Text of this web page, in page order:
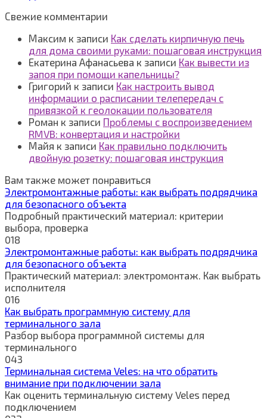
Свежие комментарии
Максим к записи Как сделать кирпичную печь
для дома своими руками: пошаговая инструкция
Екатерина Афанасьева к записи Как вывести из
запоя при помощи капельницы?
Григорий к записи Как настроить вывод
информации о расписании телепередач с
привязкой к геолокации пользователя
Роман к записи Проблемы с воспроизведением
RMVB: конвертация и настройки
Майя к записи Как правильно подключить
двойную розетку: пошаговая инструкция
Вам также может понравиться
Электромонтажные работы: как выбрать подрядчика
для безопасного объекта
Подробный практический материал: критерии
выбора, проверка
018
Электромонтажные работы: как выбрать подрядчика
для безопасного объекта
Практический материал: электромонтаж. Как выбрать
исполнителя
016
Как выбрать программную систему для
терминального зала
Разбор выбора программной системы для
терминального
043
Терминальная система Veles: на что обратить
внимание при подключении зала
Как оценить терминальную систему Veles перед
подключением